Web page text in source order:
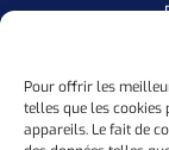
Pour offrir les
telles que les
appareils. Le fait de